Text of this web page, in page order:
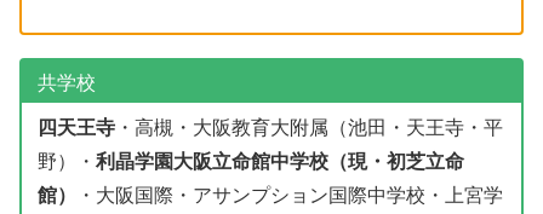
共学校
四天王寺・高槻・大阪教育大附属（池田・天王寺・平
野）・ 利晶学園大阪立命館中学校（現・初芝立命
館）
・大阪国際・アサンプション国際中学校・上宮学